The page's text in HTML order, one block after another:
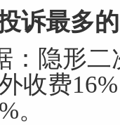
诉最多
：隐形
收费
。